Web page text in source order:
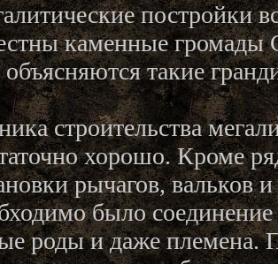
постройки
каменные громады
такие
строительства
хорошо. Кроме
рычагов, вальков
было
роды и даже племена.